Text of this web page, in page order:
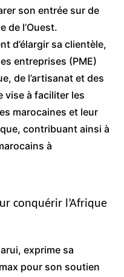
son entrée sur de
de l’Ouest.
d’élargir sa clientèle,
entreprises (PME)
de l’artisanat et des
vise à faciliter les
marocaines et leur
contribuant ainsi à
à
conquérir l’Afrique
exprime sa
pour son soutien